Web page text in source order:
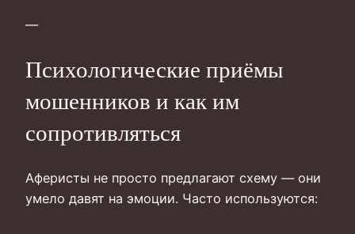
—
Психологические приёмы
мошенников и как им
сопротивляться
Аферисты не просто предлагают схему — они
умело давят на эмоции. Часто используются: